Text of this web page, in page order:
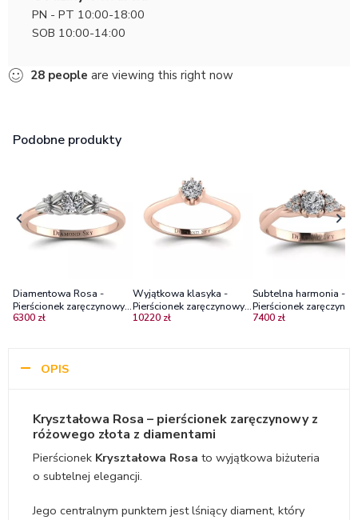
PN - PT 10:00-18:00
SOB 10:00-14:00
28 people are viewing this right now
Podobne produkty
Diamentowa Rosa -
Pierścionek zaręczynowy z
białego i różowego złota
6300 zł
Wyjątkowa klasyka -
Pierścionek zaręczynowy z
różowego złota z
10220 zł
Subtelna harmonia -
Pierścionek
różowego złota z
7400 zł
OPIS
Kryształowa Rosa – pierścionek zaręczynowy z
różowego złota z diamentami
Pierścionek Kryształowa Rosa to wyjątkowa biżuteria
o subtelnej elegancji.
Jego centralnym punktem jest lśniący diament, który